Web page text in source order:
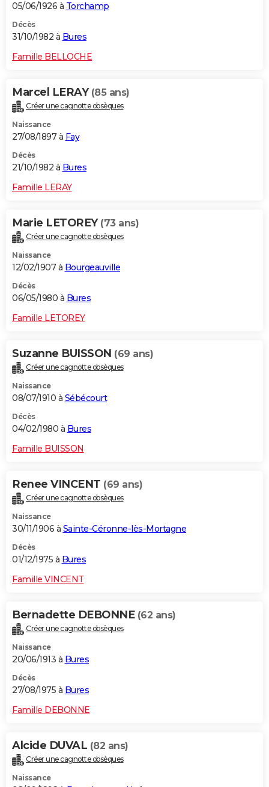
05/06/1926 à Torchamp
Décès
31/10/1982 à Bures
Famille BELLOCHE
Marcel LERAY (85 ans)
Créer une cagnotte obsèques
Naissance
27/08/1897 à Fay
Décès
21/10/1982 à Bures
Famille LERAY
Marie LETOREY (73 ans)
Créer une cagnotte obsèques
Naissance
12/02/1907 à Bourgeauville
Décès
06/05/1980 à Bures
Famille LETOREY
Suzanne BUISSON (69 ans)
Créer une cagnotte obsèques
Naissance
08/07/1910 à Sébécourt
Décès
04/02/1980 à Bures
Famille BUISSON
Renee VINCENT (69 ans)
Créer une cagnotte obsèques
Naissance
30/11/1906 à Sainte-Céronne-lès-Mortagne
Décès
01/12/1975 à Bures
Famille VINCENT
Bernadette DEBONNE (62 ans)
Créer une cagnotte obsèques
Naissance
20/06/1913 à Bures
Décès
27/08/1975 à Bures
Famille DEBONNE
Alcide DUVAL (82 ans)
Créer une cagnotte obsèques
Naissance